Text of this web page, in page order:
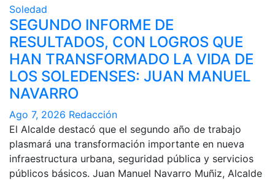
Soledad
SEGUNDO INFORME DE
RESULTADOS, CON LOGROS QUE
HAN TRANSFORMADO LA VIDA DE
LOS SOLEDENSES: JUAN MANUEL
NAVARRO
Ago 7, 2026 Redacción
El Alcalde destacó que el segundo año de trabajo
plasmará una transformación importante en nueva
infraestructura urbana, seguridad pública y servicios
públicos básicos. Juan Manuel Navarro Muñiz, Alcalde